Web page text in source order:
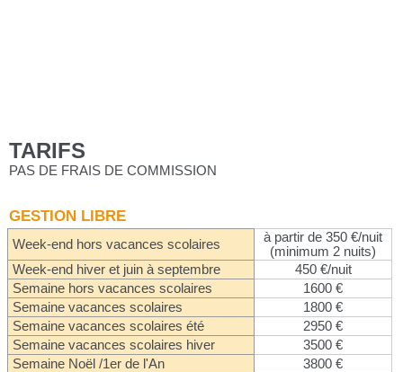
TARIFS
PAS DE FRAIS DE COMMISSION
GESTION LIBRE
Week-end hors vacances scolaires
à partir de 350 €/nuit
(minimum 2 nuits)
Week-end hiver et juin à septembre
450 €/nuit
Semaine hors vacances scolaires
1600 €
Semaine vacances scolaires
1800 €
Semaine vacances scolaires été
2950 €
Semaine vacances scolaires hiver
3500 €
Semaine Noël /1er de l'An
3800 €